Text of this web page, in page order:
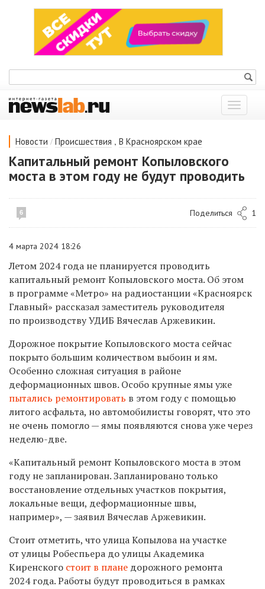
Показать
меню
Новости / Происшествия , В Красноярском крае
Капитальный ремонт Копыловского
моста в этом году не будут проводить
6 Поделиться 1
4 марта 2024 18:26
Летом 2024 года не планируется проводить
капитальный ремонт Копыловского моста. Об этом
в программе «Метро» на радиостанции «Красноярск
Главный» рассказал заместитель руководителя
по производству УДИБ Вячеслав Аржевикин.
Дорожное покрытие Копыловского моста сейчас
покрыто большим количеством выбоин и ям.
Особенно сложная ситуация в районе
деформационных швов. Особо крупные ямы уже
пытались ремонтировать в этом году с помощью
литого асфальта, но автомобилисты говорят, что это
не очень помогло — ямы появляются снова уже через
неделю-две.
«Капитальный ремонт Копыловского моста в этом
году не запланирован. Запланировано только
восстановление отдельных участков покрытия,
локальные вещи, деформационные швы,
например», — заявил Вячеслав Аржевикин.
Стоит отметить, что улица Копылова на участке
от улицы Робеспьера до улицы Академика
Киренского стоит в плане дорожного ремонта
2024 года. Работы будут проводиться в рамках